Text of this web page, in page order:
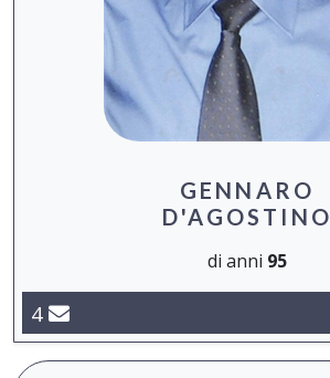
GENNARO
D'AGOSTINO
di anni 95
4